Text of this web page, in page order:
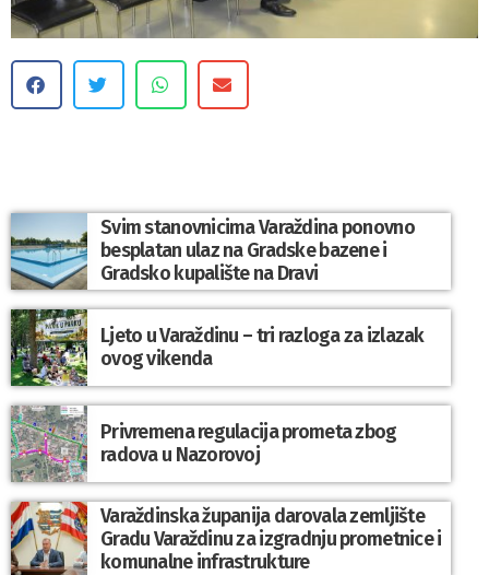
Svim stanovnicima Varaždina ponovno
besplatan ulaz na Gradske bazene i
Gradsko kupalište na Dravi
Ljeto u Varaždinu – tri razloga za izlazak
ovog vikenda
Privremena regulacija prometa zbog
radova u Nazorovoj
Varaždinska županija darovala zemljište
Gradu Varaždinu za izgradnju prometnice i
komunalne infrastrukture